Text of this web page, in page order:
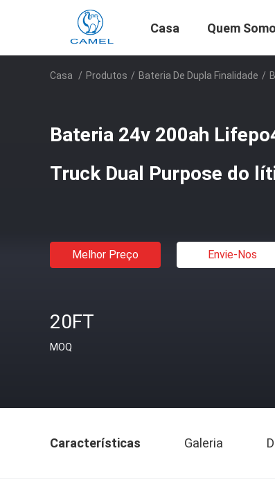
Casa Quem
Casa / Produtos / Bateria De Dupla Finalidade /
Bateria 24v 200ah
Truck Dual Purpose do
Melhor Preço Envie-Nos
20FT
MOQ
Características Galeria